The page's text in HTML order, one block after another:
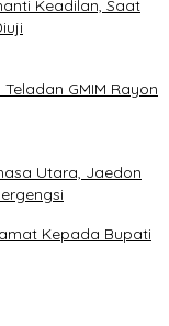
Keadilan, Saat
GMIM Rayon
Utara, Jaedon
Kepada Bupati